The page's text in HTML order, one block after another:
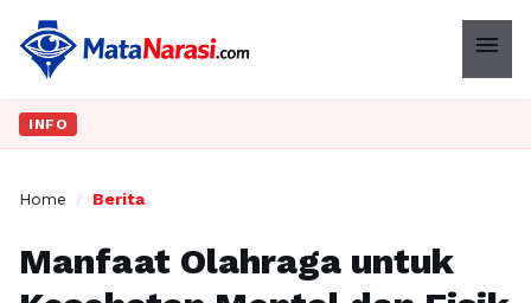
menu
INFO
Home / Berita
Manfaat Olahraga untuk